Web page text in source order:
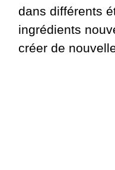
dans différents
ingrédients
créer de